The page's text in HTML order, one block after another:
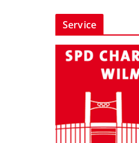
Service